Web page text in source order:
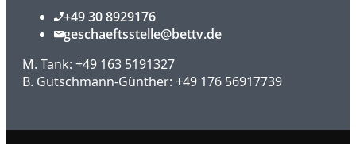
+49 30 8929176
geschaeftsstelle@bettv.de
M. Tank: +49 163 5191327
B. Gutschmann-Günther: +49 176 56917739